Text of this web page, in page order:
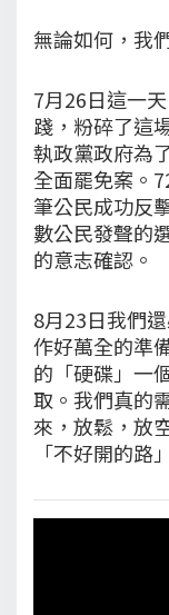
無論如何，我
7月26日這一
踐，粉碎了這
執政黨政府為
全面罷免案。
筆公民成功反
數公民發聲的
的意志確認。
8月23日我們
作好萬全的準
的「硬碟」一
取。我們真的
來，放鬆，放
「不好開的路